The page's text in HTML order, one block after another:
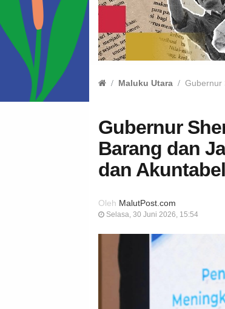
Maluku Utara Gubernur
Gubernur
Barang dan
dan Akuntabel
Oleh MalutPost.com
Selasa, 30 Juni 2026, 15:54